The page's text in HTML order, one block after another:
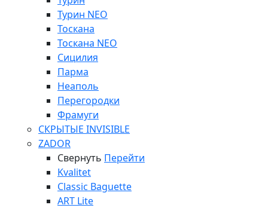
Турин NEO
Тоскана
Тоскана NEO
Сицилия
Парма
Неаполь
Перегородки
Фрамуги
СКРЫТЫЕ INVISIBLE
ZADOR
Свернуть Перейти
Kvalitet
Classic Baguette
ART Lite